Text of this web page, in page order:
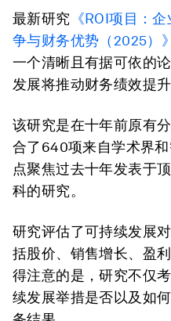
最新研究 《ROI项目：
争与财务优势（2025）
一个清晰且有据可依的
发展将推动财务绩效提升
该研究是在十年前原有
合了640项来自学术界
点聚焦过去十年发表于
科的研究。
研究评估了可持续发展
括股价、销售增长、盈
得注意的是，研究不仅
续发展举措是否以及如